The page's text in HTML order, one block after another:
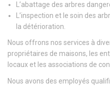
L’abattage des arbres
L’inspection et le soin des
la détérioration.
Nous offrons nos services à
propriétaires de maisons, les
locaux et les associations de
Nous avons des employés